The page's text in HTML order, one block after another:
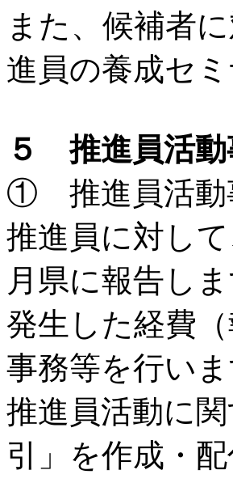
また、候補者
進員の養成セ
５ 推進員活動
① 推進員活動
推進員に対し
月県に報告しま
発生した経費
事務等を行いま
推進員活動に
引」を作成・